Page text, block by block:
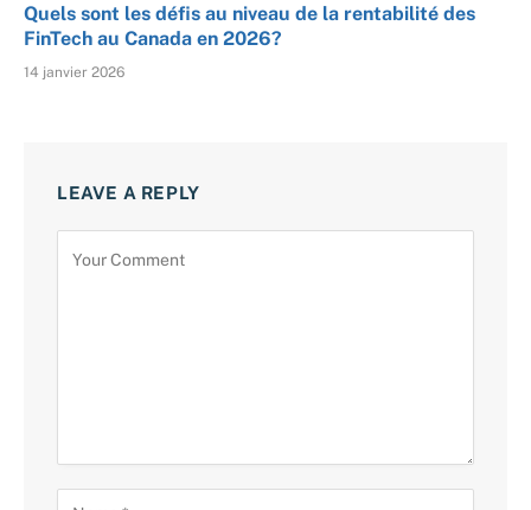
Quels sont les défis au niveau de la rentabilité des
FinTech au Canada en 2026?
14 janvier 2026
LEAVE A REPLY